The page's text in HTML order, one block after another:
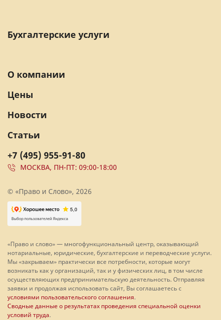
Бухгалтерские услуги
+7 (495) 955-91-80
МОСКВА, ПН-ПТ: 09:00-18:00
О компании
Цены
Новости
Статьи
© «Право и Слово», 2026
«Право и слово» — многофункциональный центр, оказывающий
нотариальные, юридические, бухгалтерские и переводческие услуги.
Мы «закрываем» практически все потребности, которые могут
возникать как у организаций, так и у физических лиц, в том числе
осуществляющих предпринимательскую деятельность. Отправляя
заявки и продолжая использовать сайт, Вы соглашаетесь с
условиями пользовательского соглашения.
Сводные данные о результатах проведения специальной оценки
условий труда.